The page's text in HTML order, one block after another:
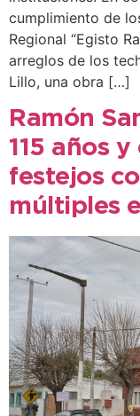
cumplimiento de
Regional “Egisto
arreglos de los
Lillo, una obra […]
Ramón
115 años
festejos
múltiples